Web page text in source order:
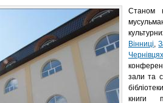
Станом
Вінниці,
Чернівцях
зали та
книги